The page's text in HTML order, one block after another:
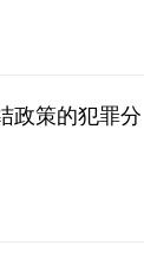
政策的犯罪分